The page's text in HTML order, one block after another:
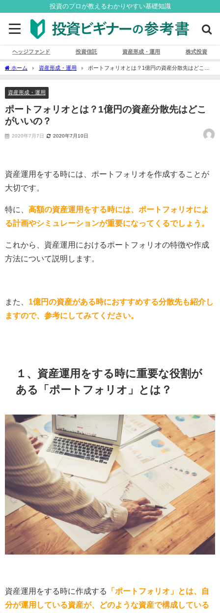
投資のプロが教えるわかりやすい基礎知識
ヘッジファンド 投資信託 資産形成・運用 株式投資
ホーム 資産形成・運用
ポートフォリオとは？1億円の資産分散先はどこが
いいの？
資産形成・運用
ポートフォリオとは？1億円の資産分散先はどこ
がいいの？
2020年7月7日 2020年7月10日
資産運用をする時には、ポートフォリオを作成することが
大切です。
特に、 高額の資産運用をする時には、ポートフォリオによ
る計画やシミュレーションが重要になってくるでしょう。
これから、資産運用におけるポートフォリオの特徴や作成
方法について説明します。
また、 1億円の資産がある時におすすめする分散先も紹介し
ますので、参考にしてみてください。
１、資産運用をする時に重要な役割が
ある「ポートフォリオ」とは？
資産運用をする時に作成する
「ポートフォリオ」とは、自
分が運用している資産が、どのような資産で構成している